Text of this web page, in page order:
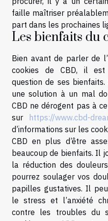
faille maîtriser
part dans les prochaines
Les bienfaits du
Bien avant de parler de
cookies de CBD, il est
question de ses
une solution à un mal
CBD ne dérogent pas à
sur https://www.cbd-
d’informations sur les
CBD en plus d’être
beaucoup de bienfaits. Il
la réduction des
pourrez soulager vos
papilles gustatives. Il
le stress et l’anxiété
contre les troubles du